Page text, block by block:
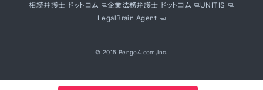
相続弁護士 ドットコム
企業法務弁護士 ドットコム
UNITIS
LegalBrain Agent
© 2015 Bengo4.com,Inc.